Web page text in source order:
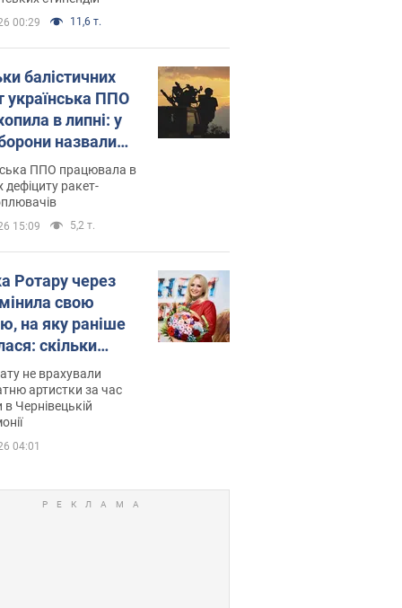
00:29 11,6 т.
балістичних
українська ППО
в липні: у
назвали
ППО працювала в
дефіциту ракет-
15:09 5,2 т.
Ротару через
свою
на яку раніше
скільки
співачка
не врахували
артистки за час
в Чернівецькій
04:01